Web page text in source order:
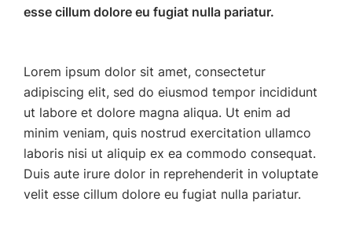
esse cillum dolore eu fugiat nulla pariatur.
Lorem ipsum dolor sit amet, consectetur
adipiscing elit, sed do eiusmod tempor incididunt
ut labore et dolore magna aliqua. Ut enim ad
minim veniam, quis nostrud exercitation ullamco
laboris nisi ut aliquip ex ea commodo consequat.
Duis aute irure dolor in reprehenderit in voluptate
velit esse cillum dolore eu fugiat nulla pariatur.